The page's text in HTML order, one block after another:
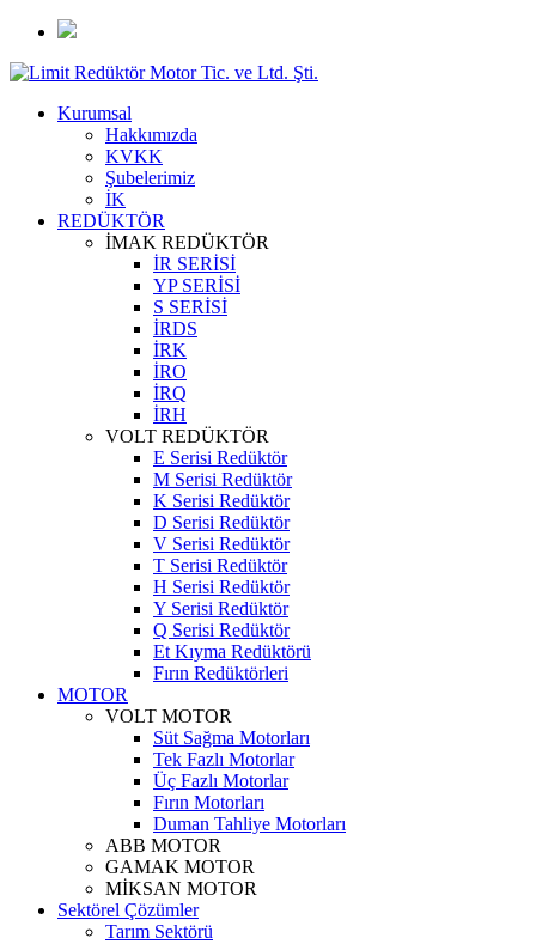
Kurumsal
Hakkımızda
KVKK
Şubelerimiz
İK
REDÜKTÖR
İMAK REDÜKTÖR
İR SERİSİ
YP SERİSİ
S SERİSİ
İRDS
İRK
İRO
İRQ
İRH
VOLT REDÜKTÖR
E Serisi Redüktör
M Serisi Redüktör
K Serisi Redüktör
D Serisi Redüktör
V Serisi Redüktör
T Serisi Redüktör
H Serisi Redüktör
Y Serisi Redüktör
Q Serisi Redüktör
Et Kıyma Redüktörü
Fırın Redüktörleri
MOTOR
VOLT MOTOR
Süt Sağma Motorları
Tek Fazlı Motorlar
Üç Fazlı Motorlar
Fırın Motorları
Duman Tahliye Motorları
ABB MOTOR
GAMAK MOTOR
MİKSAN MOTOR
Sektörel Çözümler
Tarım Sektörü